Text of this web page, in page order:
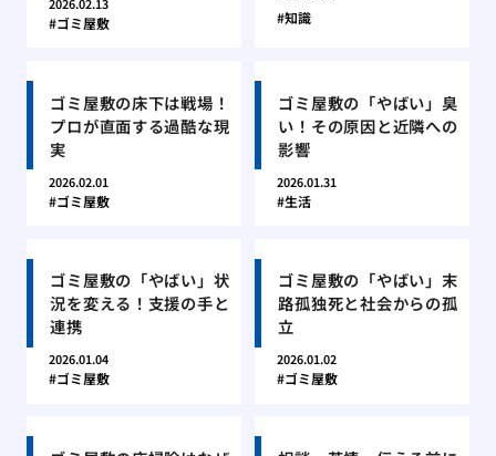
2026.02.13
ゴミ屋敷 知識
ゴミ屋敷の床下は戦場！
プロが直面する過酷な現
実
2026.02.01
ゴミ屋敷
ゴミ屋敷の「やばい」臭
い！その原因と近隣への
影響
2026.01.31
生活
ゴミ屋敷の「やばい」状
況を変える！支援の手と
連携
2026.01.04
ゴミ屋敷
ゴミ屋敷の「やばい」末
路孤独死と社会からの孤
立
2026.01.02
ゴミ屋敷